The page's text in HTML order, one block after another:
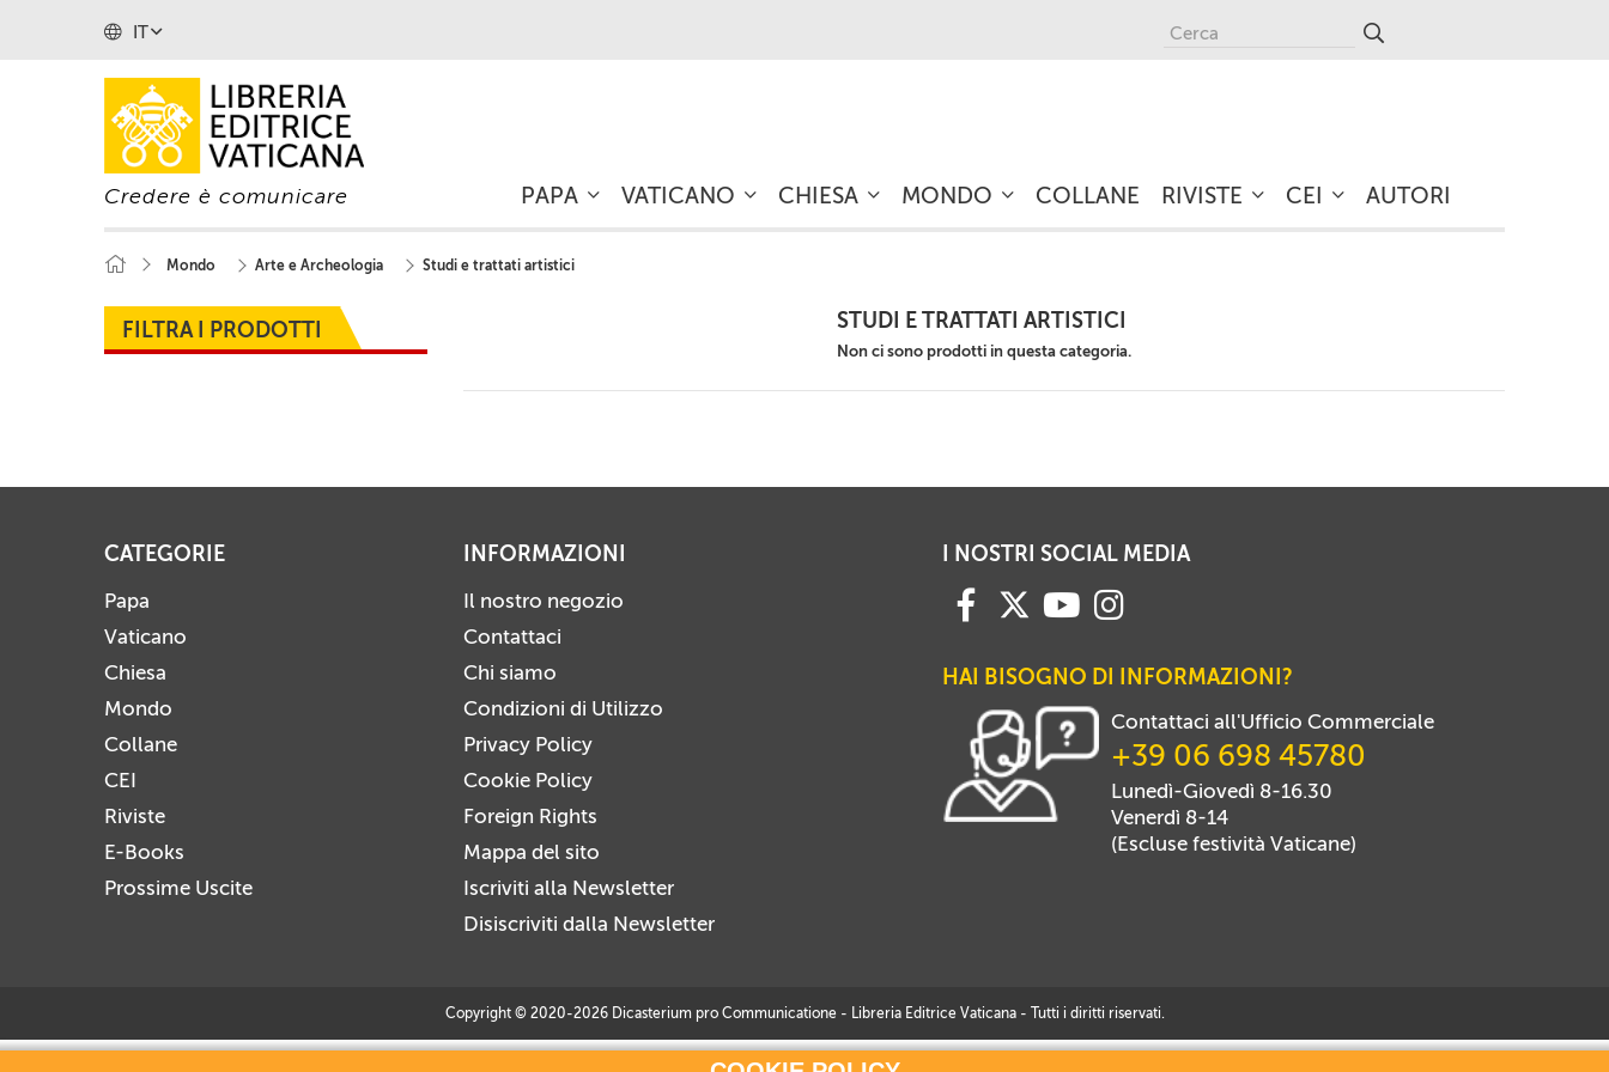
IT
Credere è comunicare PAPA VATICANO CHIESA MONDO COLLANE RIVISTE CEI AUTORI
Mondo Arte e Archeologia Studi e trattati artistici
FILTRA I PRODOTTI STUDI E TRATTATI ARTISTICI
Non ci sono prodotti in questa categoria.
CATEGORIE
Papa
Vaticano
Chiesa
Mondo
Collane
CEI
Riviste
E-Books
Prossime Uscite
INFORMAZIONI
Il nostro negozio
Contattaci
Chi siamo
Condizioni di Utilizzo
Privacy Policy
Cookie Policy
Foreign Rights
Mappa del sito
Iscriviti alla Newsletter
Disiscriviti dalla Newsletter
I NOSTRI SOCIAL MEDIA
HAI BISOGNO DI INFORMAZIONI?
Contattaci all'Ufficio Commerciale
+39 06 698 45780
Lunedì-Giovedì 8-16.30
Venerdì 8-14
(Escluse festività Vaticane)
Copyright © 2020-2026 Dicasterium pro Communicatione - Libreria Editrice Vaticana - Tutti i diritti riservati.